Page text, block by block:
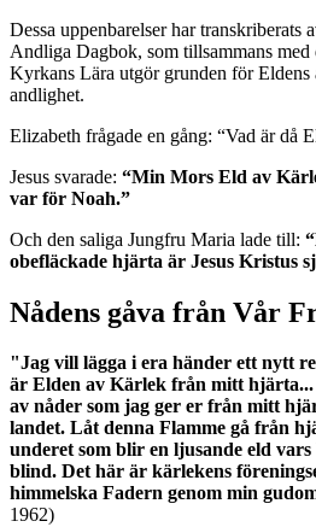
Dessa uppenbarelser har transkriberats
Andliga Dagbok, som tillsammans
Kyrkans Lära utgör grunden för Eldens
andlighet.
Elizabeth frågade en gång: “Vad är då
Jesus svarade: “Min Mors Eld av
var för Noah.”
Och den saliga Jungfru Maria lade till:
obefläckade hjärta är Jesus Kristus
Nådens gåva från Vår
"Jag vill lägga i era händer ett nytt
är Elden av Kärlek från mitt
av nåder som jag ger er från mitt
landet. Låt denna Flamme gå från
underet som blir en ljusande eld
blind. Det här är kärlekens
himmelska Fadern genom min
1962)